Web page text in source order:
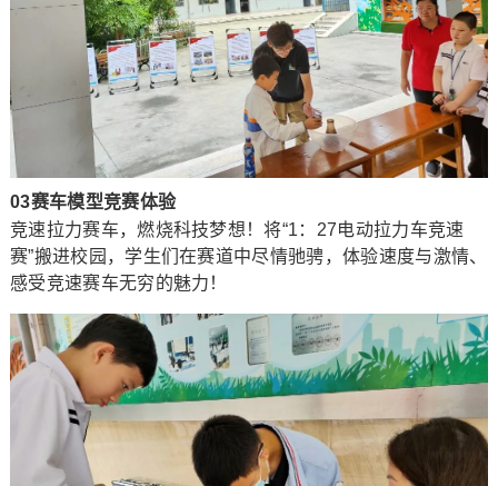
03赛车模型竞赛体验
竞速拉力赛车，燃烧科技梦想！将“1：27电动拉力车竞速
赛”搬进校园，学生们在赛道中尽情驰骋，体验速度与激情、
感受竞速赛车无穷的魅力！